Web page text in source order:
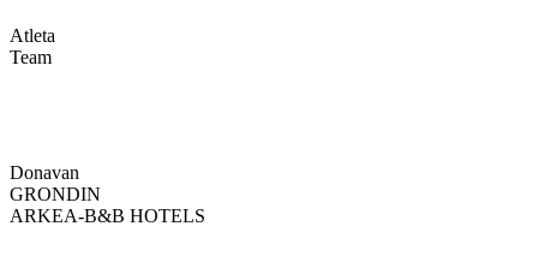
Atleta
Team
Donavan
GRONDIN
ARKEA-B&B HOTELS